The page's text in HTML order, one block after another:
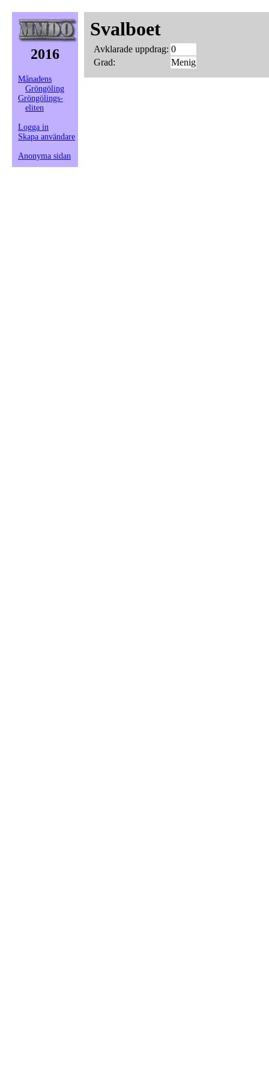
2016
Månadens
Gröngöling
Gröngölings-
eliten
Logga in
Skapa användare
Anonyma sidan
Svalboet
Avklarade uppdrag: 0
Grad:
Menig